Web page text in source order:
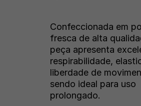
Confeccionada em
fresca de alta
peça apresenta
respirabilidade,
liberdade de
sendo ideal para uso
prolongado.